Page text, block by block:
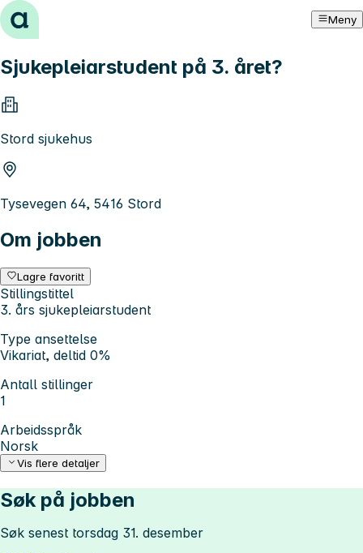
Hopp til innhold Meny
Sjukepleiarstudent på 3. året?
Stord sjukehus
Tysevegen 64, 5416 Stord
Om jobben
Lagre favoritt
Stillingstittel
3. års sjukepleiarstudent
Type ansettelse
Vikariat, deltid 0%
Antall stillinger
1
Arbeidsspråk
Norsk
Vis flere detaljer
Søk på jobben
Søk senest torsdag 31. desember